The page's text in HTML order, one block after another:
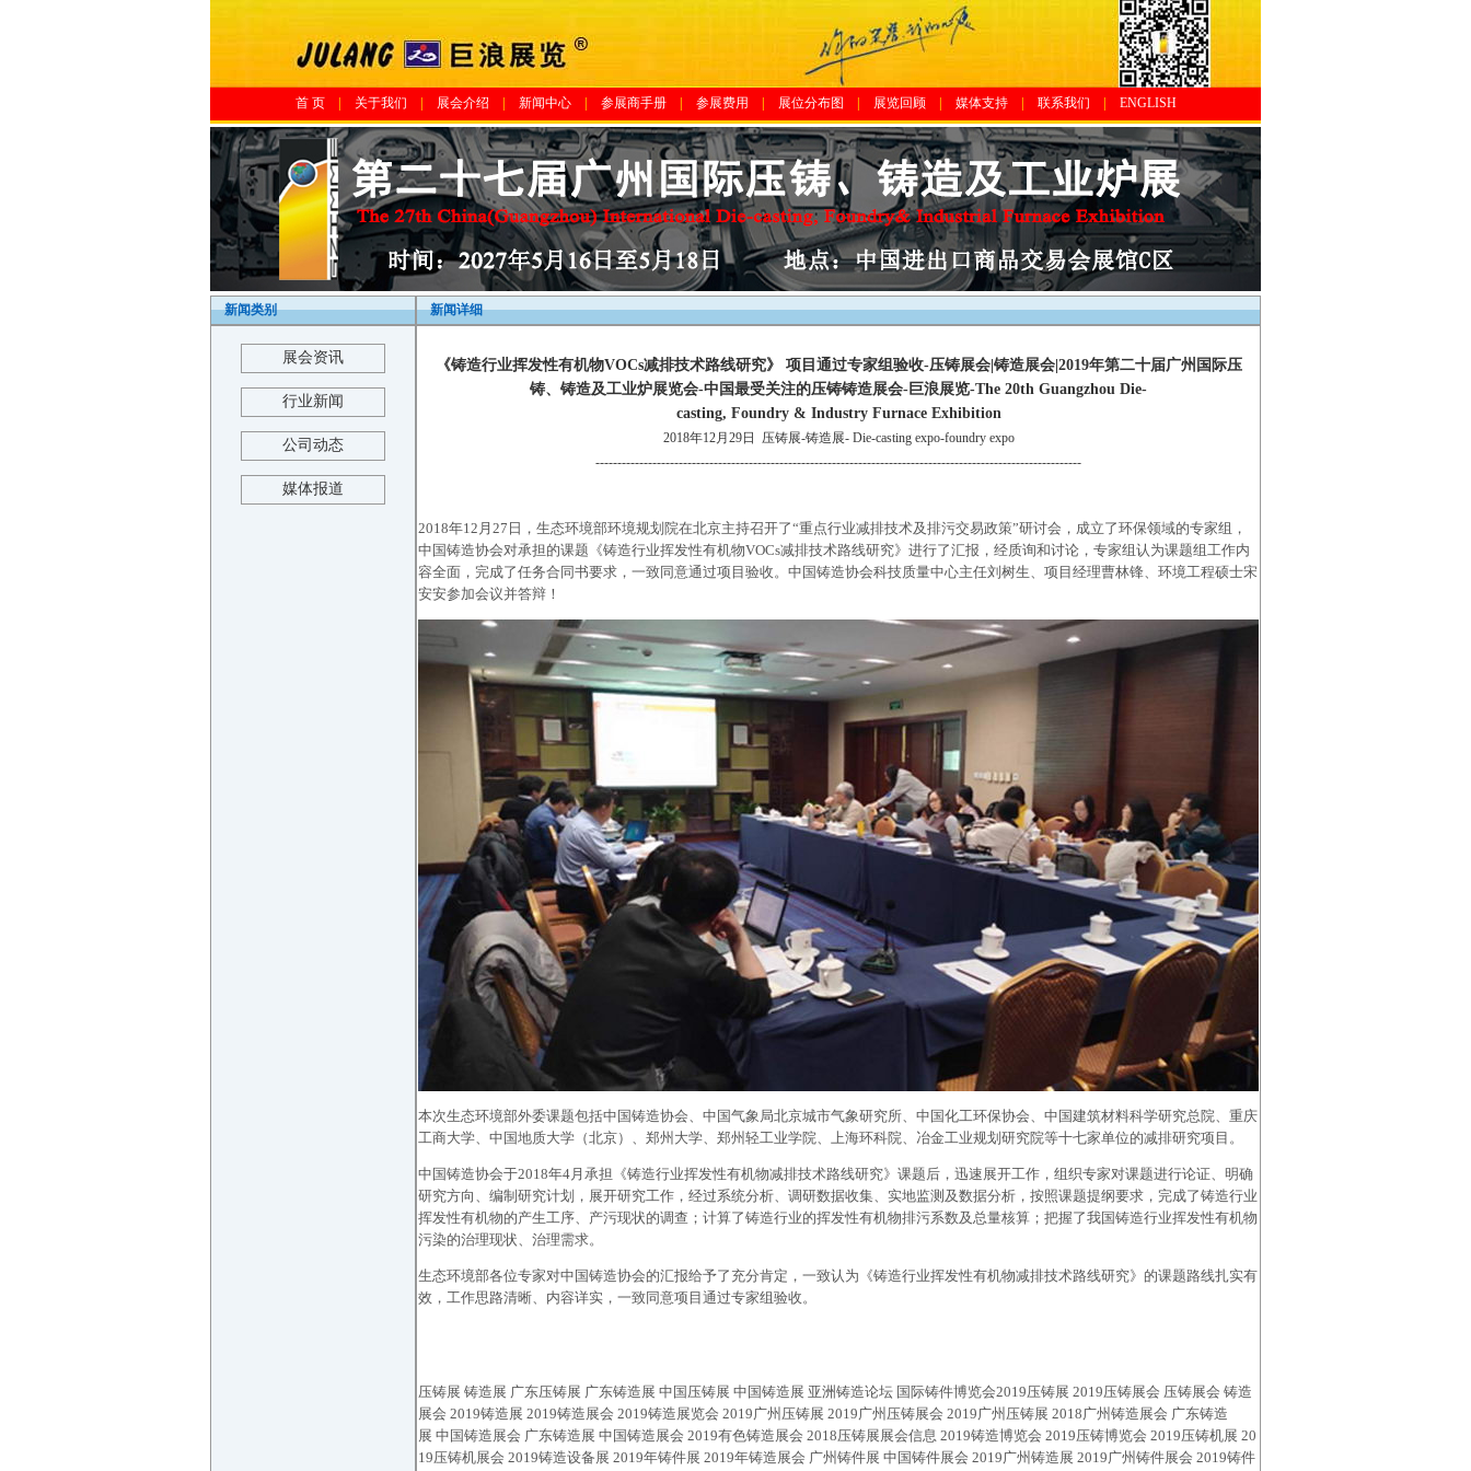
首 页 关于我们 展会介绍 新闻中心 参展商手册| 参展费用 展位分布图 展览回顾 媒体支持| 联系我们 ENGLISH
新闻类别
展会资讯
行业新闻
公司动态
媒体报道
新闻详细
《铸造行业挥发性有机物VOCs减排技术路线研究》 项目通过专家组验收-压铸展会|铸造展会|2019年第二十届广州国际压
铸、铸造及工业炉展览会-中国最受关注的压铸铸造展会-巨浪展览-The 20th Guangzhou Die-
casting, Foundry & Industry Furnace Exhibition
2018年12月29日
压铸展-铸造展- Die-casting expo-foundry expo
---------------------------------------------------------------------------------------------------------------
2018年12月27日，生态环境部环境规划院在北京主持召开了“重点行业减排技术及排污交易政策”研讨会，成立了环保领域的专家组，
中国铸造协会对承担的课题《铸造行业挥发性有机物VOCs减排技术路线研究》进行了汇报，经质询和讨论，专家组认为课题组工作内
容全面，完成了任务合同书要求，一致同意通过项目验收。中国铸造协会科技质量中心主任刘树生、项目经理曹林锋、环境工程硕士宋
安安参加会议并答辩！
本次生态环境部外委课题包括中国铸造协会、中国气象局北京城市气象研究所、中国化工环保协会、中国建筑材料科学研究总院、重庆
工商大学、中国地质大学（北京）、郑州大学、郑州轻工业学院、上海环科院、冶金工业规划研究院等十七家单位的减排研究项目。
中国铸造协会于2018年4月承担《铸造行业挥发性有机物减排技术路线研究》课题后，迅速展开工作，组织专家对课题进行论证、明确
研究方向、编制研究计划，展开研究工作，经过系统分析、调研数据收集、实地监测及数据分析，按照课题提纲要求，完成了铸造行业
挥发性有机物的产生工序、产污现状的调查；计算了铸造行业的挥发性有机物排污系数及总量核算；把握了我国铸造行业挥发性有机物
污染的治理现状、治理需求。
生态环境部各位专家对中国铸造协会的汇报给予了充分肯定，一致认为《铸造行业挥发性有机物减排技术路线研究》的课题路线扎实有
效，工作思路清晰、内容详实，一致同意项目通过专家组验收。
压铸展 铸造展 广东压铸展 广东铸造展 中国压铸展 中国铸造展 亚洲铸造论坛 国际铸件博览会2019压铸展 2019压铸展会 压铸展会 铸造
展会 2019铸造展 2019铸造展会 2019铸造展览会 2019广州 压铸展 2019广州 压铸展会 2019广州 压铸展 2018广州 铸造展会 广东铸造
展 中国铸造展会 广东铸造展 中国铸造展会 2019有色铸造展会 2018压铸展展会信息 2019铸造博览会 2019压铸博览会 2019压铸机展 20
19压铸机展会 2019铸造设备展 2019年铸件展 2019年铸造展会 广州铸件展 中国铸件展会 2019广州铸造展 2019广州铸件展会 2019铸件